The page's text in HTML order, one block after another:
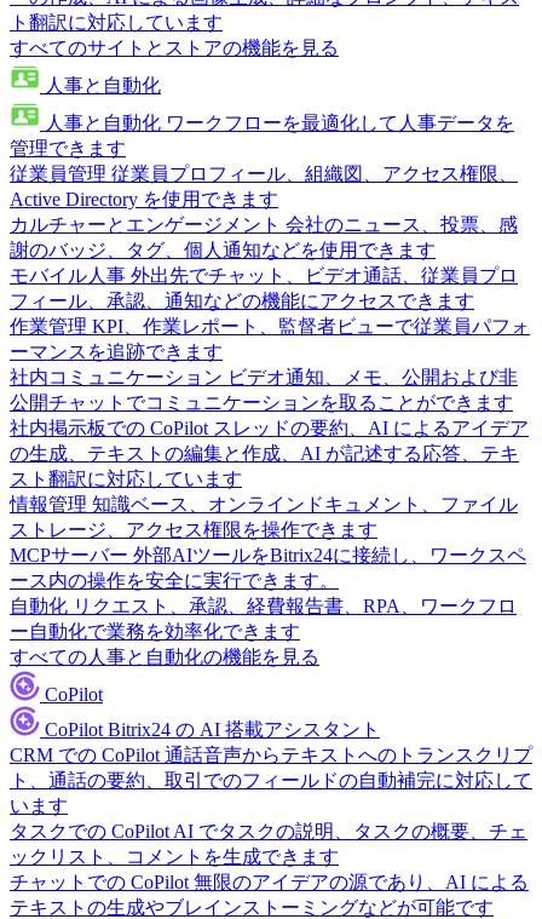
ト翻訳に対応しています
すべてのサイトとストアの機能を見る
人事と自動化
人事と自動化 ワークフローを最適化して人事データを
管理できます
従業員管理 従業員プロフィール、組織図、アクセス権限、
Active Directory を使用できます
カルチャーとエンゲージメント 会社のニュース、投票、感
謝のバッジ、タグ、個人通知などを使用できます
モバイル人事 外出先でチャット、ビデオ通話、従業員プロ
フィール、承認、通知などの機能にアクセスできます
作業管理 KPI、作業レポート、監督者ビューで従業員パフォ
ーマンスを追跡できます
社内コミュニケーション ビデオ通知、メモ、公開および非
公開チャットでコミュニケーションを取ることができます
社内掲示板での CoPilot スレッドの要約、AI によるアイデア
の生成、テキストの編集と作成、AI が記述する応答、テキ
スト翻訳に対応しています
情報管理 知識ベース、オンラインドキュメント、ファイル
ストレージ、アクセス権限を操作できます
MCPサーバー 外部AIツールをBitrix24に接続し、ワークスペ
ース内の操作を安全に実行できます。
自動化 リクエスト、承認、経費報告書、RPA、ワークフロ
ー自動化で業務を効率化できます
すべての人事と自動化の機能を見る
CoPilot
CoPilot Bitrix24 の AI 搭載アシスタント
CRM での CoPilot 通話音声からテキストへのトランスクリプ
ト、通話の要約、取引でのフィールドの自動補完に対応して
います
タスクでの CoPilot AI でタスクの説明、タスクの概要、チェ
ックリスト、コメントを生成できます
チャットでの CoPilot 無限のアイデアの源であり、AI による
テキストの生成やブレインストーミングなどが可能です